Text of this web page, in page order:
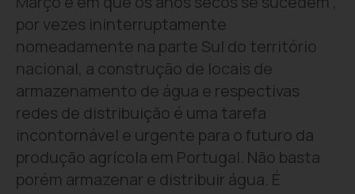
por vezes ininterruptamente
nomeadamente na parte Sul do território
nacional, a construção de locais de
armazenamento de água e respectivas
redes de distribuição é uma tarefa
incontornável e urgente para o futuro da
produção agrícola em Portugal. Não basta
porém armazenar e distribuir água. É